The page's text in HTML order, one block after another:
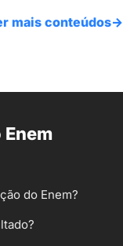
mais conteúdos→
do Enem?